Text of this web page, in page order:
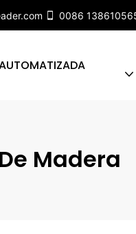
0086
Madera